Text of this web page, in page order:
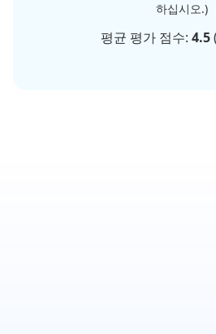
하십시오.)
평균 평가 점수: 4.5(